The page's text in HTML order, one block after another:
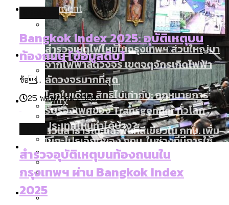
สำรวจร่างงบปี 70 ของ กทม. สำนักการ
จราจรฯ เพิ่ม 150% มีเพียง 5 เขตที่งบเพิ่ม
โดยเขตจตุจักรสูงสุด
Environment
สำรวจเหตุไฟไหม้ในกรุงเทพฯ ส่วนใหญ่มา
จากไฟฟ้าลัดวงจร เขตจตุจักรเกิดไฟฟ้า
ลัดวงจรมากที่สุด
สวนสาธารณะและพื้นที่สีเขียวใน กทม. เพิ่ม
ขึ้นและเข้าถึงได้มากน้อยแค่ไหน
ขยะมูลฝอย 2568 [ข้อมูลดิบ]
Culture
โลกใบเดียว สิทธิไม่เท่ากัน: กฎหมายการ
รับรองเพศของ Transgender ทั่วโลก
ประเทศไหนทำได้บ้าง?
สำรวจ Hate Speech ที่ถูกผลิตซ้ำผ่าน
วิดีโอ AI ในช่วงความขัดแย้งไทย-กัมพูชา
Economy
เมกะโปรเจ็กต์ของ กทม. ในช่วงที่มีการใช้
งบคาบเกี่ยวในยุคชัชชาติ มีอะไร ใช้งบแค่
ไหน
Future
สังคมผู้สูงอายุไทย [ข้อมูลดิบ]
Database
Bangkok Index 2025: อุบัติเหตุบน
ท้องถนน [ข้อมูลดิบ]
ข้อ...
25 พฤษภาคม 2026
สำรวจอุบัติเหตุบนท้องถนนใน
กรุงเทพฯ ผ่าน Bangkok Index
2025